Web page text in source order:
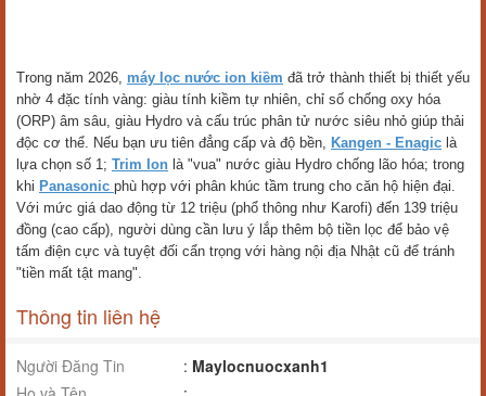
Trong năm 2026, máy lọc nước ion kiềm đã trở thành thiết bị thiết yếu
nhờ 4 đặc tính vàng: giàu tính kiềm tự nhiên, chỉ số chống oxy hóa
(ORP) âm sâu, giàu Hydro và cấu trúc phân tử nước siêu nhỏ giúp thải
độc cơ thể. Nếu bạn ưu tiên đẳng cấp và độ bền, Kangen - Enagic là
lựa chọn số 1; Trim Ion là "vua" nước giàu Hydro chống lão hóa; trong
khi Panasonic phù hợp với phân khúc tầm trung cho căn hộ hiện đại.
Với mức giá dao động từ 12 triệu (phổ thông như Karofi) đến 139 triệu
đồng (cao cấp), người dùng cần lưu ý lắp thêm bộ tiền lọc để bảo vệ
tấm điện cực và tuyệt đối cẩn trọng với hàng nội địa Nhật cũ để tránh
"tiền mất tật mang".
Thông tin liên hệ
Người Đăng Tin : Maylocnuocxanh1